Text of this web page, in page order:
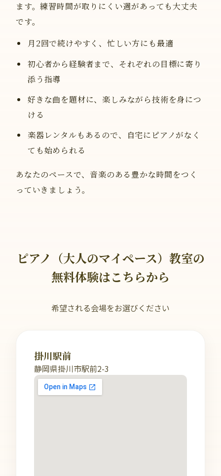
ます。練習時間が取りにくい週があっても大丈夫
です。
月2回で続けやすく、忙しい方にも最適
初心者から経験者まで、それぞれの目標に寄り
添う指導
好きな曲を題材に、楽しみながら技術を身につ
ける
楽器レンタルもあるので、自宅にピアノがなく
ても始められる
あなたのペースで、音楽のある豊かな時間をつく
っていきましょう。
ピアノ（大人のマイペース）教室の
無料体験はこちらから
希望される会場をお選びください
掛川駅前
静岡県掛川市駅前2-3